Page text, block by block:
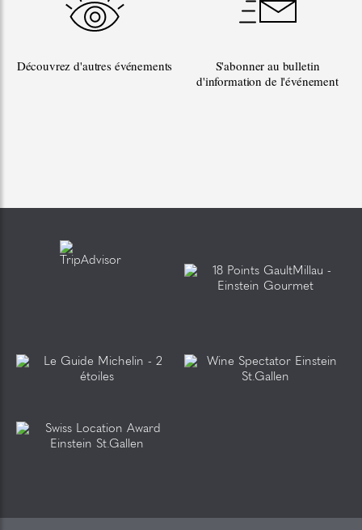
Découvrez d'autres événements
S'abonner au bulletin
d'information de l'événement